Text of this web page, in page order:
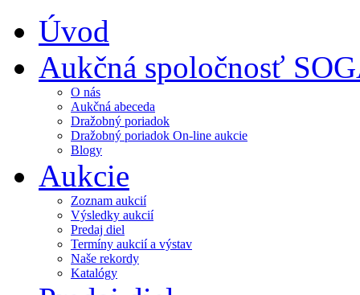
Úvod
Aukčná spoločnosť
O nás
Aukčná abeceda
Dražobný poriadok
Dražobný poriadok On-line aukcie
Blogy
Aukcie
Zoznam aukcií
Výsledky aukcií
Predaj diel
Termíny aukcií a výstav
Naše rekordy
Katalógy